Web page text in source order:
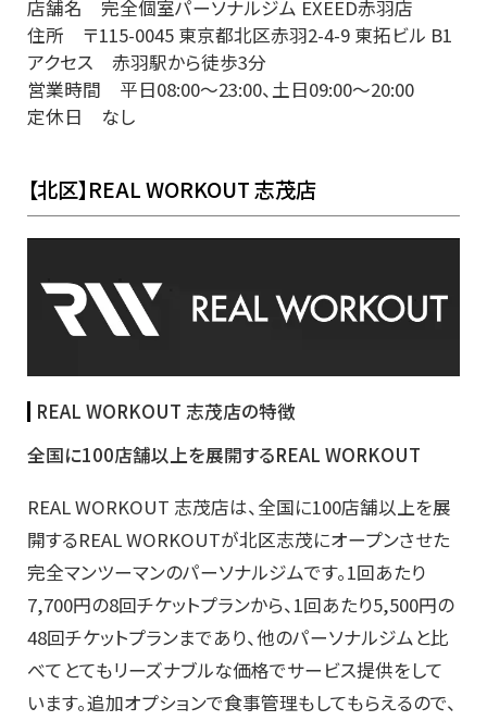
店舗名 完全個室パーソナルジム EXEED赤羽店
住所 〒115-0045 東京都北区赤羽2-4-9 東拓ビル B1
アクセス 赤羽駅から徒歩3分
営業時間 平日08:00〜23:00、土日09:00〜20:00
定休日 なし
【北区】REAL WORKOUT 志茂店
REAL WORKOUT 志茂店の特徴
全国に100店舗以上を展開するREAL WORKOUT
REAL WORKOUT 志茂店は、全国に100店舗以上を展
開するREAL WORKOUTが北区志茂にオープンさせた
完全マンツーマンのパーソナルジムです。1回あたり
7,700円の8回チケットプランから、1回あたり5,500円の
48回チケットプランまであり、他のパーソナルジムと比
べてとてもリーズナブルな価格でサービス提供をして
います。追加オプションで食事管理もしてもらえるので、